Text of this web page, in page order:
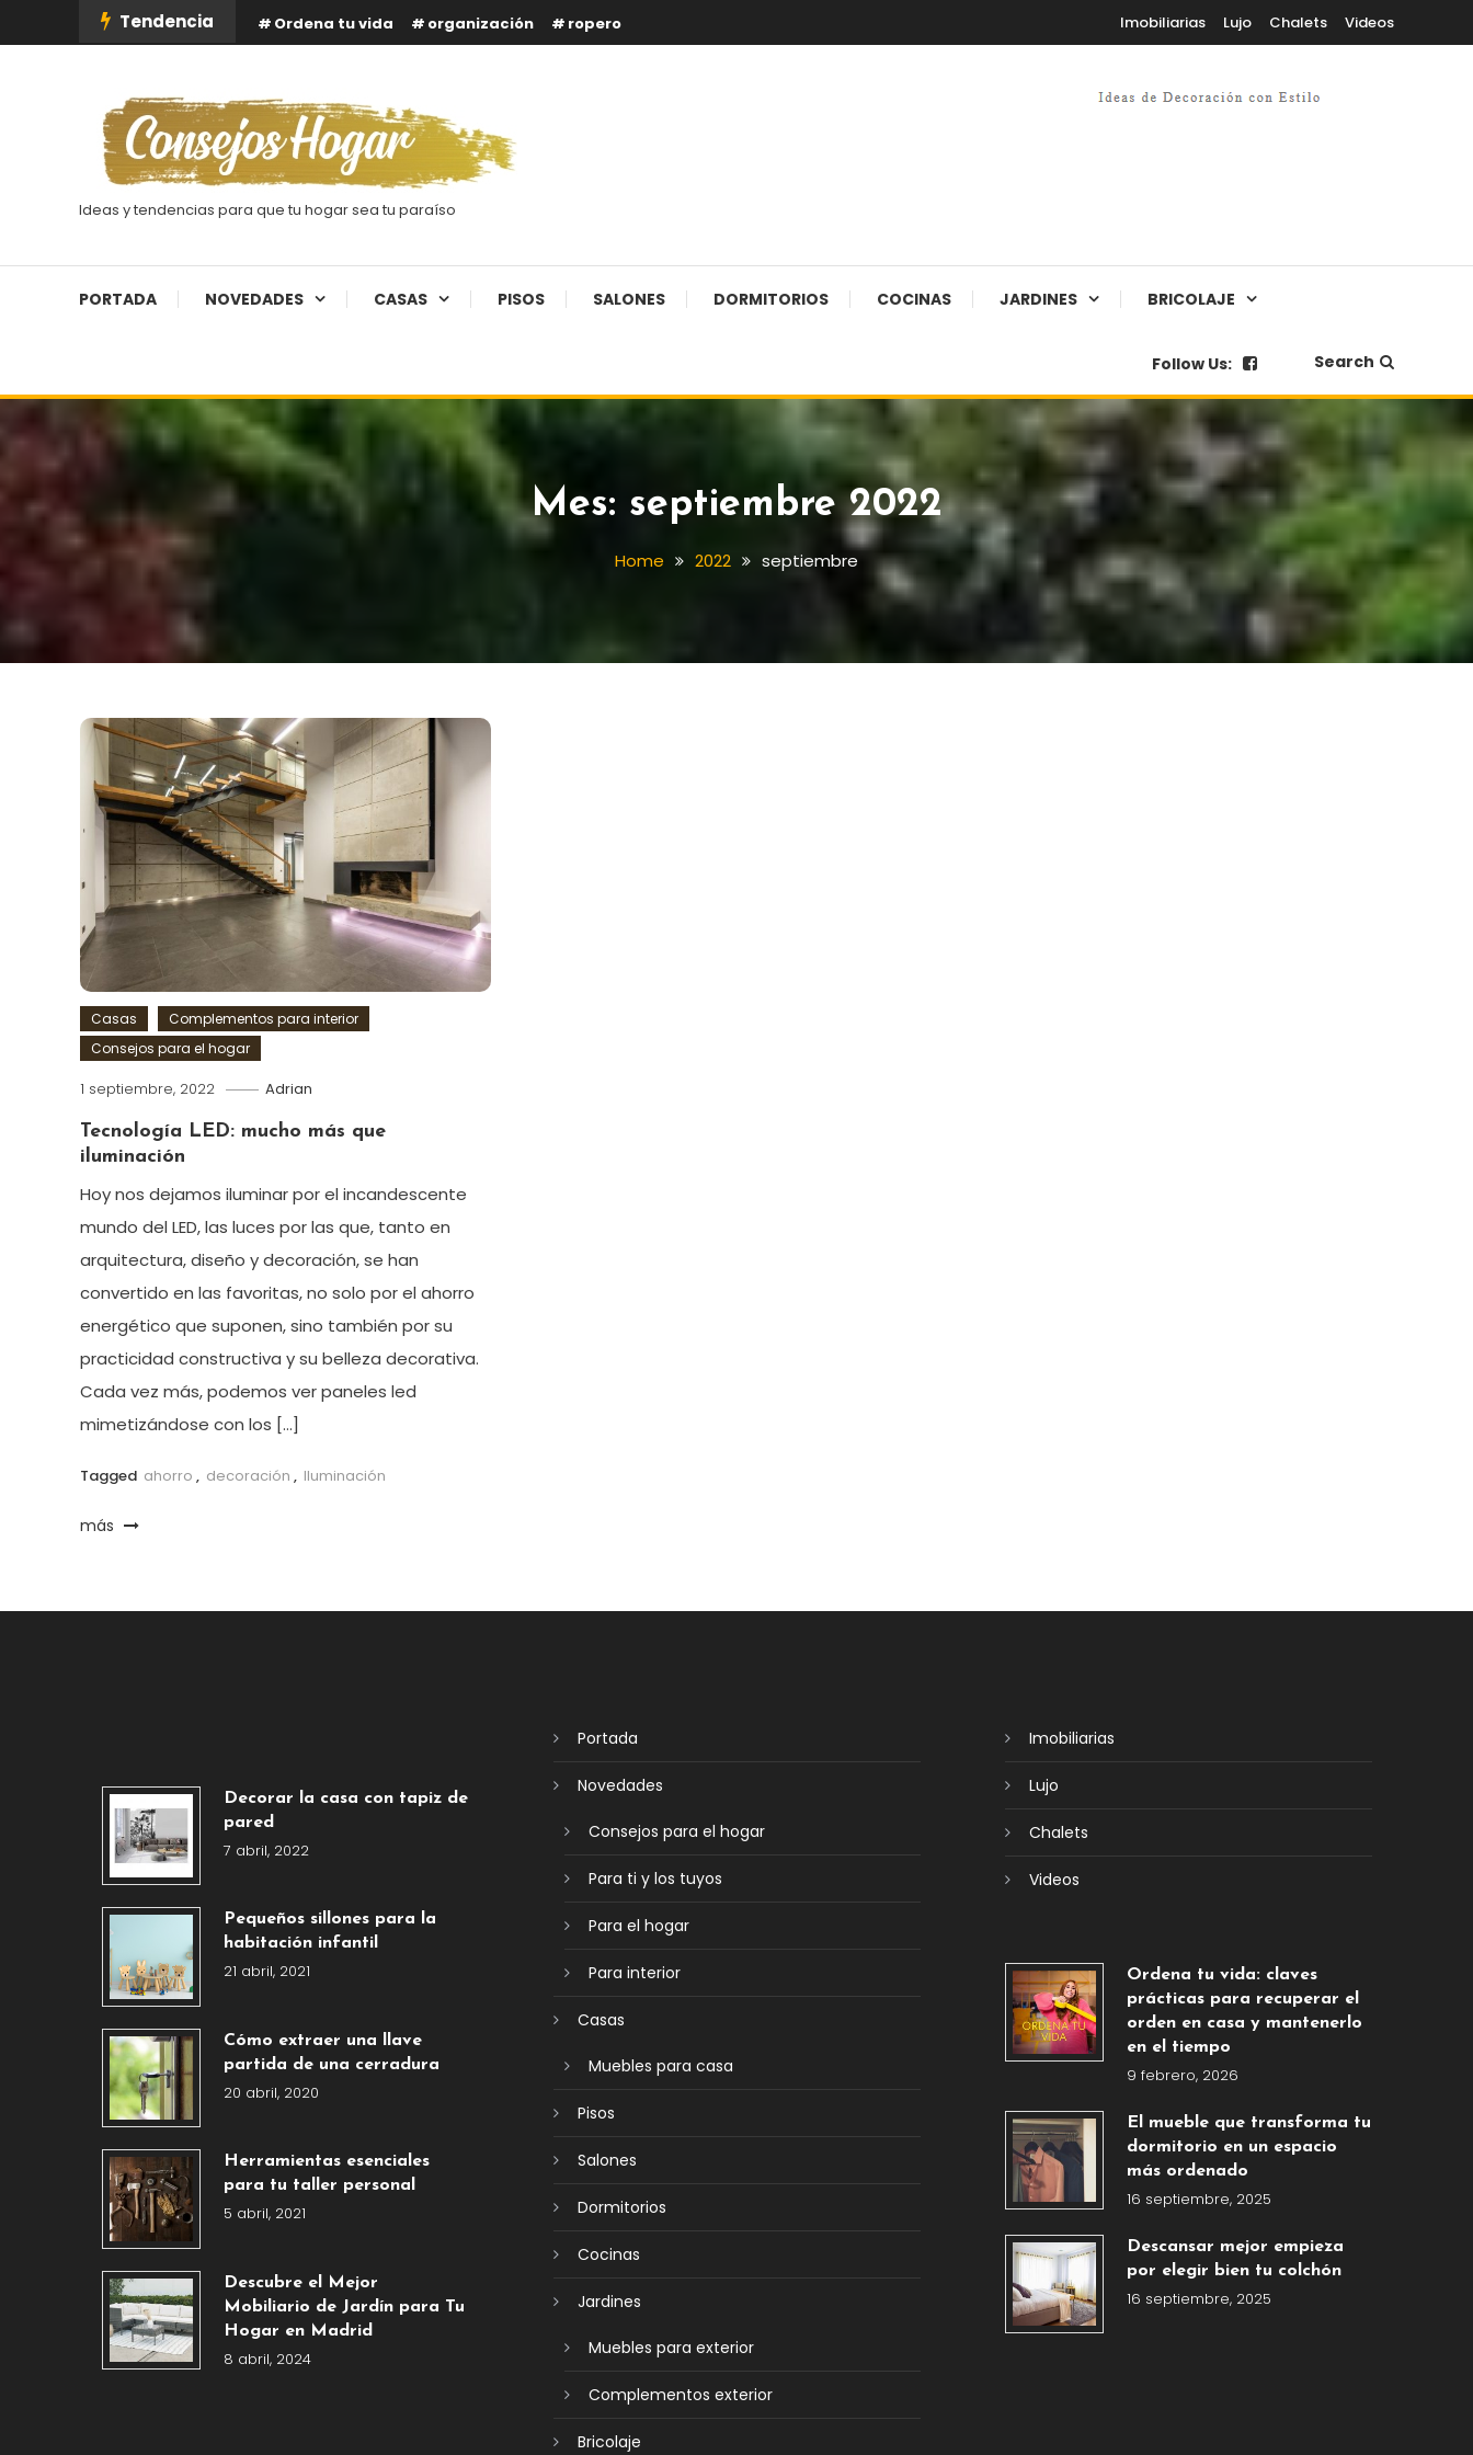
To
Tendencia Ordena tu vida organización ropero Imobiliarias Lujo Chalets Videos
Ideas y tendencias para que tu hogar sea tu paraíso
PORTADA NOVEDADES CASAS PISOS SALONES DORMITORIOS COCINAS JARDINES BRICOLAJE
Follow Us: Search
Mes: septiembre 2022
Home 2022 septiembre
Casas
Complementos para interior
Consejos para el hogar
1 septiembre, 2022 Adrian
Tecnología LED: mucho más que
iluminación
Hoy nos dejamos iluminar por el incandescente
mundo del LED, las luces por las que, tanto en
arquitectura, diseño y decoración, se han
convertido en las favoritas, no solo por el ahorro
energético que suponen, sino también por su
practicidad constructiva y su belleza decorativa.
Cada vez más, podemos ver paneles led
mimetizándose con los […]
Tagged ahorro , decoración , Iluminación
más
Decorar la casa con tapiz de
pared
7 abril, 2022
Pequeños sillones para la
habitación infantil
21 abril, 2021
Cómo extraer una llave
partida de una cerradura
20 abril, 2020
Herramientas esenciales
para tu taller personal
5 abril, 2021
Descubre el Mejor
Mobiliario de Jardín para Tu
Hogar en Madrid
8 abril, 2024
Portada
Novedades
Consejos para el hogar
Para ti y los tuyos
Para el hogar
Para interior
Casas
Muebles para casa
Pisos
Salones
Dormitorios
Cocinas
Jardines
Muebles para exterior
Complementos exterior
Bricolaje
Imobiliarias
Lujo
Chalets
Videos
Ordena tu vida: claves
prácticas para recuperar el
orden en casa y mantenerlo
en el tiempo
9 febrero, 2026
El mueble que transforma tu
dormitorio en un espacio
más ordenado
16 septiembre, 2025
Descansar mejor empieza
por elegir bien tu colchón
16 septiembre, 2025